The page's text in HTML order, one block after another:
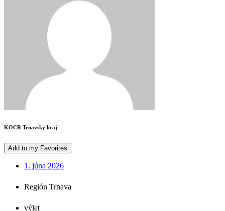
KOCR Trnavský kraj
Add to my Favorites
1. júna 2026
Región Trnava
výlet